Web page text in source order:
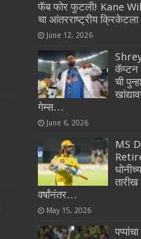
फॅब फोर फुटली! Kane
चा आंतरराष्ट्रीय क्रिकेटला
June 12, 2026
कॅप्टन
ची
गेम्स…
June 6, 2026
MS
वर्षांनंतर…
May 15, 2026